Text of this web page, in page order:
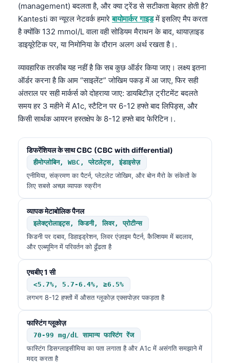
(management) बदलता है, और क्या ट्रेंड से सटीकता बेहतर होती है?
Kantesti का न्यूरल नेटवर्क हमारेबायोमार्कर गाइडमें इसलिए मैप करता
है क्योंकि 132 mmol/L वाला वही सोडियम मैराथन के बाद, थायाज़ाइड
डाइयूरेटिक पर, या निमोनिया के दौरान अलग अर्थ रखता है।.
व्यावहारिक तरकीब यह नहीं है कि सब कुछ ऑर्डर किया जाए। लक्ष्य इतना
ऑर्डर करना है कि आम “साइलेंट” जोखिम पकड़ में आ जाए, फिर सही
अंतराल पर सही मार्कर्स को दोहराया जाए: डायबिटीज़ ट्रीटमेंट बदलते
समय हर 3 महीने में A1c, स्टैटिन पर 6-12 हफ्ते बाद लिपिड्स, और
किसी सार्थक आयरन हस्तक्षेप के 8-12 हफ्ते बाद फेरिटिन।.
डिफरेंशियल के साथ CBC (CBC with differential)
हीमोग्लोबिन, WBC, प्लेटलेट्स, इंडाइसेज़
एनीमिया, संक्रमण का पैटर्न, प्लेटलेट जोखिम, और बोन मैरो के संकेतों के
लिए सबसे अच्छा व्यापक स्क्रीन
व्यापक मेटाबोलिक पैनल
इलेक्ट्रोलाइट्स, किडनी, लिवर, प्रोटीन्स
किडनी पर दबाव, डिहाइड्रेशन, लिवर एंज़ाइम पैटर्न, कैल्शियम में बदलाव,
और एल्ब्यूमिन में परिवर्तन को ढूँढता है
एचबीए 1 सी
<5.7%, 5.7-6.4%, ≥6.5%
लगभग 8-12 हफ्तों में औसत ग्लूकोज़ एक्सपोज़र पकड़ता है
फास्टिंग ग्लूकोज़
70-99 mg/dL सामान्य फास्टिंग रेंज
फास्टिंग डिसग्लाइसीमिया का पता लगाता है और A1c में असंगति समझाने में
मदद करता है